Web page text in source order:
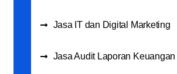
Jasa IT dan Digital Marketing
Jasa Audit Laporan Keuangan